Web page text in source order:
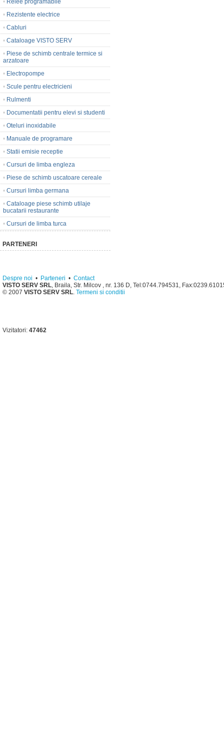
• Relee programabile
• Rezistente electrice
• Cabluri
• Cataloage VISTO SERV
• Piese de schimb centrale termice si
arzatoare
• Electropompe
• Scule pentru electricieni
• Rulmenti
• Documentatii pentru elevi si studenti
• Oteluri inoxidabile
• Manuale de programare
• Statii emisie receptie
• Cursuri de limba engleza
• Piese de schimb uscatoare cereale
• Cursuri limba germana
• Cataloage piese schimb utilaje
bucatarii restaurante
• Cursuri de limba turca
PARTENERI
Despre noi • Parteneri • Contact
VISTO SERV SRL, Braila, Str. Milcov , nr. 136 D, Tel:0744.794531,
© 2007 VISTO SERV SRL. Termeni si conditii
Vizitatori: 47462